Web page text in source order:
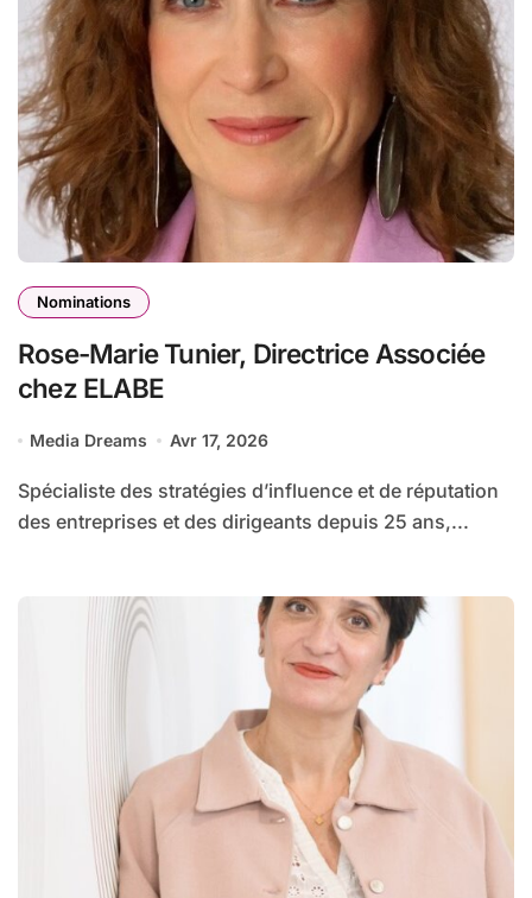
Nominations
Rose-Marie Tunier, Directrice Associée
chez ELABE
Media Dreams Avr 17, 2026
Spécialiste des stratégies d’influence et de réputation
des entreprises et des dirigeants depuis 25 ans,...